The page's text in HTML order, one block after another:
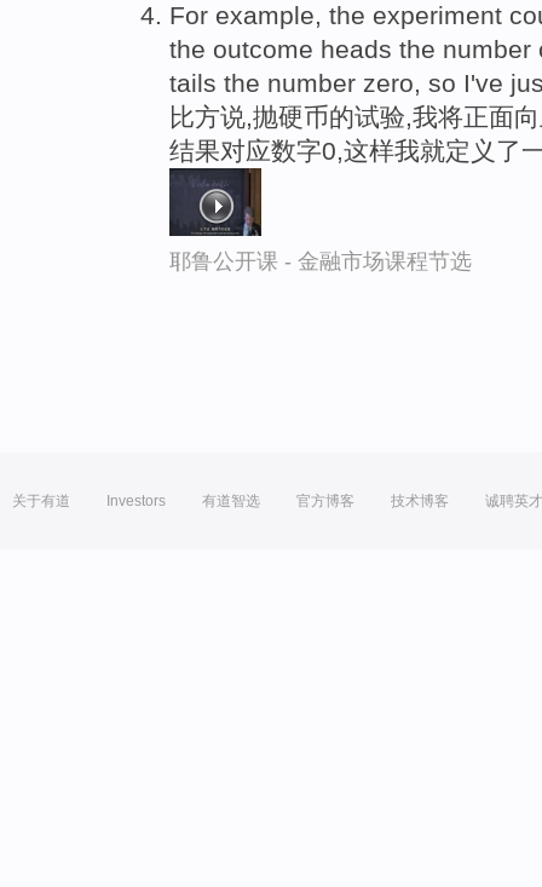
For example, the experiment
the outcome heads the
tails the number zero, so I've
比方说,抛硬币的试验,我将正面
结果对应数字0,这样我就定义了
耶鲁公开课 - 金融市场课程节选
关于有道 Investors 有道智选 官方博客 技术博客 诚聘英才